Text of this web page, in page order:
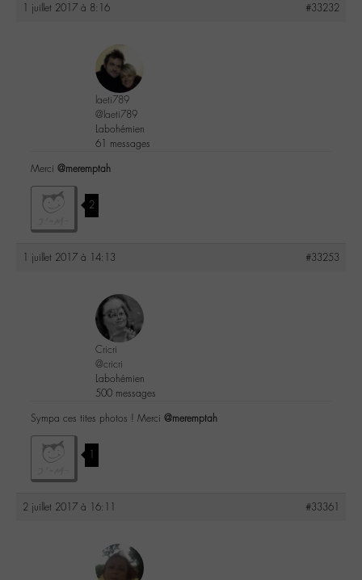
1 juillet 2017 à 8:16 #33232
laeti789
@laeti789
Labohémien
61 messages
Merci @meremptah
2
1 juillet 2017 à 14:13 #33253
Cricri
@cricri
Labohémien
500 messages
Sympa ces tites photos ! Merci @meremptah
1
2 juillet 2017 à 16:11 #33361